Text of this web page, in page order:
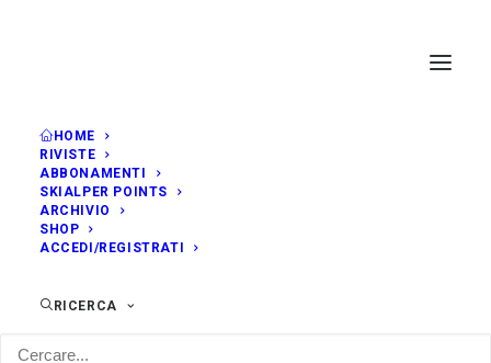
HOME
RIVISTE
ABBONAMENTI
SKIALPER POINTS
ARCHIVIO
SHOP
ACCEDI/REGISTRATI
RICERCA